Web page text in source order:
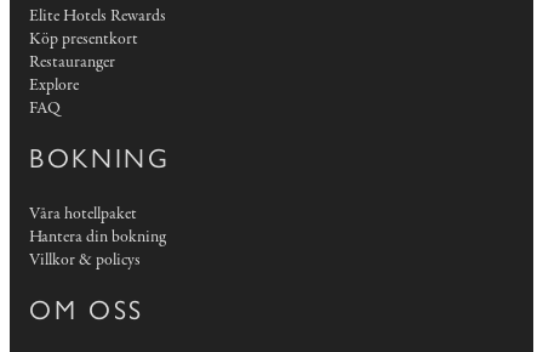
Elite Hotels Rewards
Köp presentkort
Restauranger
Explore
FAQ
BOKNING
Våra hotellpaket
Hantera din bokning
Villkor & policys
OM OSS